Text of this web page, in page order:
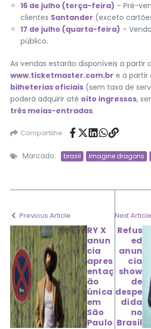
16 de julho (terça-feira) – Pré-
clientes Santander (exceto
17 de julho (quarta-feira) – Venda
público.
As vendas estarão disponíveis a partir
www.ticketmaster.com.br e a partir
bilheterias oficiais (sem taxa de
poderá adquirir até oito ingressos,
três meias-entradas.
Compartilhe
Marcado: brasil imagine dragons
Previous Article
RY X
anun
cia
apres
entaç
ão
única
em
São
Paulo
Next Article
Refus
ed
anun
cia
show
de
despe
dida
no
Brasil